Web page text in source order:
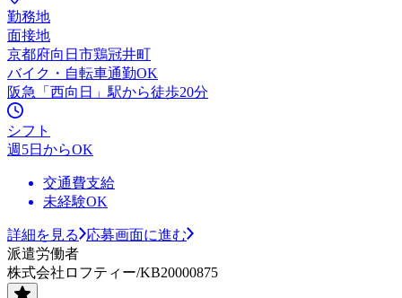
勤務地
面接地
京都府向日市鶏冠井町
バイク・自転車通勤OK
阪急「西向日」駅から徒歩20分
シフト
週5日からOK
交通費支給
未経験OK
詳細を見る
応募画面に進む
派遣労働者
株式会社ロフティー/KB20000875